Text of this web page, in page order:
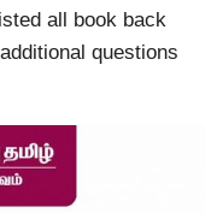
all book back
questions